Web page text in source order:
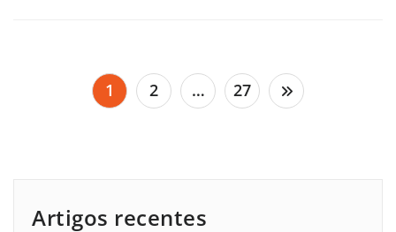
Paginação
1 2 … 27
Artigos recentes